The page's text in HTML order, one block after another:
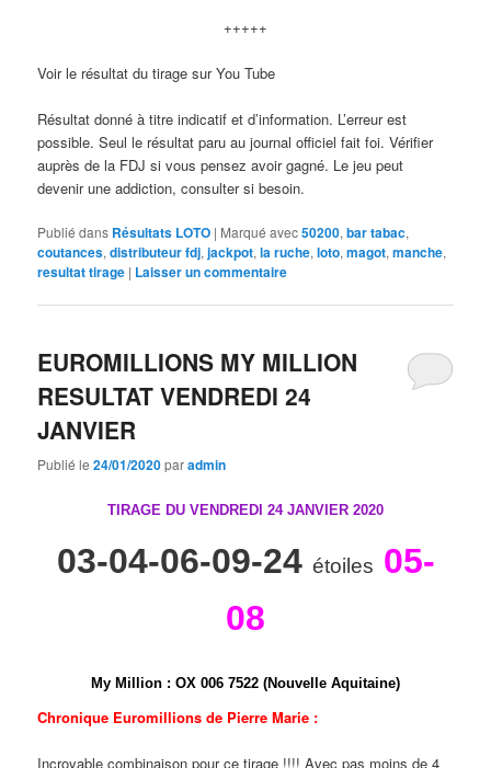
+++++
Voir le résultat du tirage sur You Tube
Résultat donné à titre indicatif et d’information. L’erreur est
possible. Seul le résultat paru au journal officiel fait foi. Vérifier
auprès de la FDJ si vous pensez avoir gagné. Le jeu peut
devenir une addiction, consulter si besoin.
Publié dans Résultats LOTO | Marqué avec50200,bar tabac,
coutances,distributeur fdj,jackpot,la ruche,loto,magot,manche,
resultat tirage | Laisser un commentaire
EUROMILLIONS MY MILLION
RESULTAT VENDREDI 24
JANVIER
Publié le24/01/2020paradmin
TIRAGE DU VENDREDI 24 JANVIER 2020
03-04-06-09-24 étoiles 05-
08
My Million : OX 006 7522 (Nouvelle Aquitaine)
Chronique Euromillions de Pierre Marie :
Incroyable combinaison pour ce tirage !!!! Avec pas moins de 4